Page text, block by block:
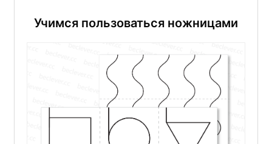
Учимся пользоваться ножницами